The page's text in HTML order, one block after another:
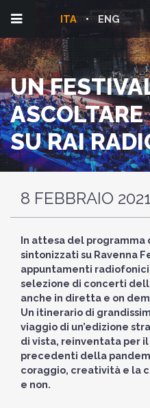
ENG
ITA
UN
ASCOLTARE
SU RAI
8 FEBBRAIO 2021
In attesa del programma
sintonizzati su Ravenna
appuntamenti
selezione di concerti
anche in diretta e on
Un itinerario di
viaggio di un’edizione
di vista, reinventata per
precedenti della
coraggio, creatività e la
e non.